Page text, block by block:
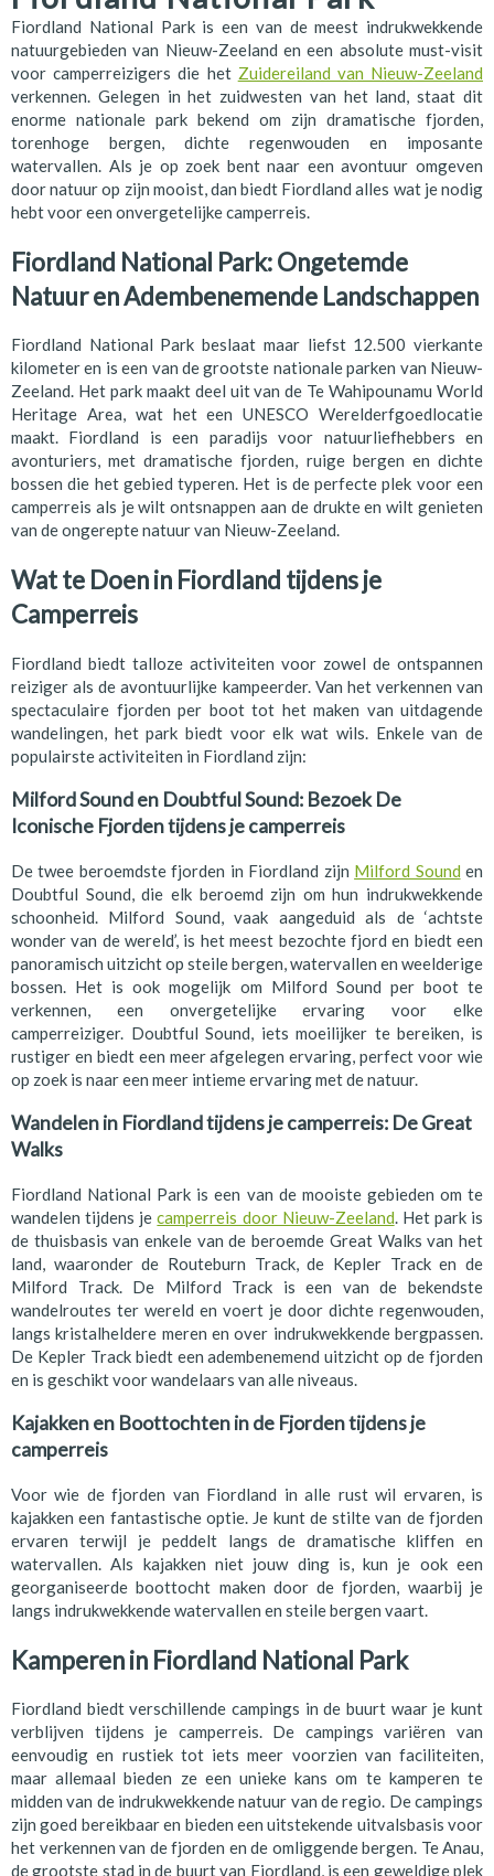
Fiordland National Park is een van de meest indrukwekkende
natuurgebieden van Nieuw-Zeeland en een absolute must-visit
voor camperreizigers die het Zuidereiland van Nieuw-Zeeland
verkennen. Gelegen in het zuidwesten van het land, staat dit
enorme nationale park bekend om zijn dramatische fjorden,
torenhoge bergen, dichte regenwouden en imposante
watervallen. Als je op zoek bent naar een avontuur omgeven
door natuur op zijn mooist, dan biedt Fiordland alles wat je nodig
hebt voor een onvergetelijke camperreis.
Fiordland National Park: Ongetemde
Natuur en Adembenemende Landschappen
Fiordland National Park beslaat maar liefst 12.500 vierkante
kilometer en is een van de grootste nationale parken van Nieuw-
Zeeland. Het park maakt deel uit van de Te Wahipounamu World
Heritage Area, wat het een UNESCO Werelderfgoedlocatie
maakt. Fiordland is een paradijs voor natuurliefhebbers en
avonturiers, met dramatische fjorden, ruige bergen en dichte
bossen die het gebied typeren. Het is de perfecte plek voor een
camperreis als je wilt ontsnappen aan de drukte en wilt genieten
van de ongerepte natuur van Nieuw-Zeeland.
Wat te Doen in Fiordland tijdens je
Camperreis
Fiordland biedt talloze activiteiten voor zowel de ontspannen
reiziger als de avontuurlijke kampeerder. Van het verkennen van
spectaculaire fjorden per boot tot het maken van uitdagende
wandelingen, het park biedt voor elk wat wils. Enkele van de
populairste activiteiten in Fiordland zijn:
Milford Sound en Doubtful Sound: Bezoek De
Iconische Fjorden tijdens je camperreis
De twee beroemdste fjorden in Fiordland zijn Milford Sound en
Doubtful Sound, die elk beroemd zijn om hun indrukwekkende
schoonheid. Milford Sound, vaak aangeduid als de ‘achtste
wonder van de wereld’, is het meest bezochte fjord en biedt een
panoramisch uitzicht op steile bergen, watervallen en weelderige
bossen. Het is ook mogelijk om Milford Sound per boot te
verkennen, een onvergetelijke ervaring voor elke
camperreiziger. Doubtful Sound, iets moeilijker te bereiken, is
rustiger en biedt een meer afgelegen ervaring, perfect voor wie
op zoek is naar een meer intieme ervaring met de natuur.
Wandelen in Fiordland tijdens je camperreis: De Great
Walks
Fiordland National Park is een van de mooiste gebieden om te
wandelen tijdens jecamperreis door Nieuw-Zeeland. Het park is
de thuisbasis van enkele van de beroemde Great Walks van het
land, waaronder de Routeburn Track, de Kepler Track en de
Milford Track. De Milford Track is een van de bekendste
wandelroutes ter wereld en voert je door dichte regenwouden,
langs kristalheldere meren en over indrukwekkende bergpassen.
De Kepler Track biedt een adembenemend uitzicht op de fjorden
en is geschikt voor wandelaars van alle niveaus.
Kajakken en Boottochten in de Fjorden tijdens je
camperreis
Voor wie de fjorden van Fiordland in alle rust wil ervaren, is
kajakken een fantastische optie. Je kunt de stilte van de fjorden
ervaren terwijl je peddelt langs de dramatische kliffen en
watervallen. Als kajakken niet jouw ding is, kun je ook een
georganiseerde boottocht maken door de fjorden, waarbij je
langs indrukwekkende watervallen en steile bergen vaart.
Kamperen in Fiordland National Park
Fiordland biedt verschillende campings in de buurt waar je kunt
verblijven tijdens je camperreis. De campings variëren van
eenvoudig en rustiek tot iets meer voorzien van faciliteiten,
maar allemaal bieden ze een unieke kans om te kamperen te
midden van de indrukwekkende natuur van de regio. De campings
zijn goed bereikbaar en bieden een uitstekende uitvalsbasis voor
het verkennen van de fjorden en de omliggende bergen. Te Anau,
de grootste stad in de buurt van Fiordland, is een geweldige plek